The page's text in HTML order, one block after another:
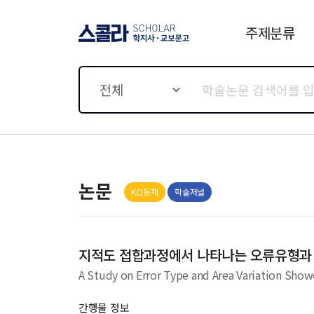
주제분류
전체
논문 KCI등재 학술저널
지적도 접합과정에서 나타나는 오류유형
A Study on Error Type and Area Variation
간행물 정보